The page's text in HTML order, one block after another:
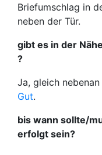
Briefumschlag in
neben der Tür.
gibt es in der
?
Ja, gleich
Gut.
bis wann sollte/
erfolgt sein?